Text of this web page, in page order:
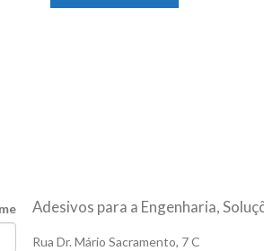
Adesivos para a Engenharia,
Rua Dr. Mário Sacramento, 7 C